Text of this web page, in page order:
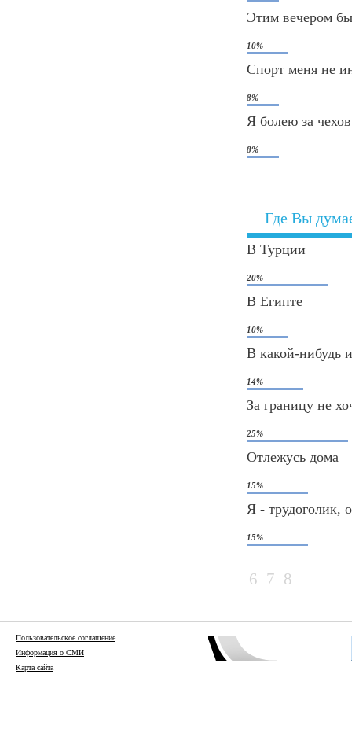
Этим вечером
10%
Спорт меня не
8%
Я болею за
8%
Где Вы
В Турции
20%
В Египте
10%
В какой-нибудь
14%
За границу не
25%
Отлежусь дома
15%
Я - трудоголик,
15%
6 7 8
Пользовательское соглашение
Информация о СМИ
Карта сайта